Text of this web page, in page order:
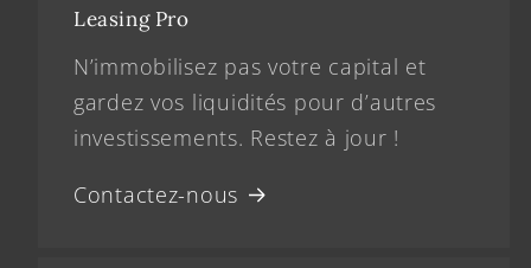
Leasing Pro
N’immobilisez pas votre capital et
gardez vos liquidités pour d’autres
investissements. Restez à jour !
Contactez-nous